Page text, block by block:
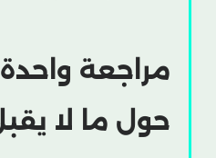
مراجعة واحدة
حول ما لا